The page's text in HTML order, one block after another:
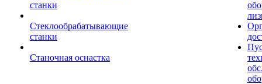
станки
Стеклообрабатывающие
станки
Станочная оснастка